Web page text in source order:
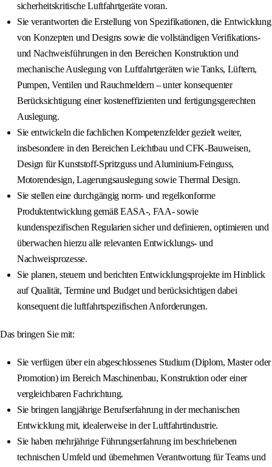
sicherheitskritische Luftfahrtgeräte voran.
Sie verantworten die Erstellung von Spezifikationen, die Entwicklung
von Konzepten und Designs sowie die vollständigen Verifikations-
und Nachweisführungen in den Bereichen Konstruktion und
mechanische Auslegung von Luftfahrtgeräten wie Tanks, Lüftern,
Pumpen, Ventilen und Rauchmeldern – unter konsequenter
Berücksichtigung einer kosteneffizienten und fertigungsgerechten
Auslegung.
Sie entwickeln die fachlichen Kompetenzfelder gezielt weiter,
insbesondere in den Bereichen Leichtbau und CFK-Bauweisen,
Design für Kunststoff‑Spritzguss und Aluminium‑Feinguss,
Motorendesign, Lagerungsauslegung sowie Thermal Design.
Sie stellen eine durchgängig norm- und regelkonforme
Produktentwicklung gemäß EASA‑, FAA‑ sowie
kundenspezifischen Regularien sicher und definieren, optimieren und
überwachen hierzu alle relevanten Entwicklungs‑ und
Nachweisprozesse.
Sie planen, steuern und berichten Entwicklungsprojekte im Hinblick
auf Qualität, Termine und Budget und berücksichtigen dabei
konsequent die luftfahrtspezifischen Anforderungen.
Das bringen Sie mit:
Sie verfügen über ein abgeschlossenes Studium (Diplom, Master oder
Promotion) im Bereich Maschinenbau, Konstruktion oder einer
vergleichbaren Fachrichtung.
Sie bringen langjährige Berufserfahrung in der mechanischen
Entwicklung mit, idealerweise in der Luftfahrtindustrie.
Sie haben mehrjährige Führungserfahrung im beschriebenen
technischen Umfeld und übernehmen Verantwortung für Teams und